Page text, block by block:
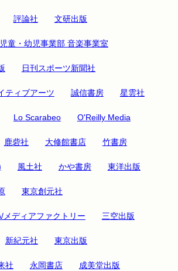
評論社 文研出版
童・幼児事業部 音楽事業室
日刊スポーツ新聞社
ティブアーツ 誠信書房 星雲社
Lo Scarabeo O'Reilly Media
鹿砦社 大修館書店 竹書房
風土社 かや書房 東洋出版
東京創元社
メディアファクトリー 三空出版
新紀元社 東京出版
社 永岡書店 成美堂出版